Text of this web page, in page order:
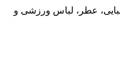
عطر، لباس ورزشی و